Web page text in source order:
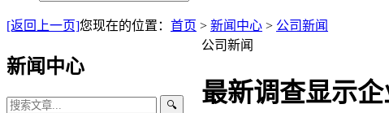
[返回上一页]您现在的位置： 首页 > 新闻中心 > 公司新闻
新闻中心
🔍
公司新闻
最新调查显示